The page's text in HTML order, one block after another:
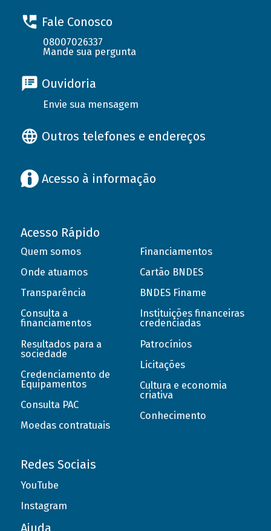
Fale Conosco
08007026337
Mande sua pergunta
Ouvidoria
Envie sua mensagem
Outros telefones e endereços
Acesso à informação
Acesso Rápido
Quem somos
Onde atuamos
Transparência
Consulta a
financiamentos
Resultados para a
sociedade
Credenciamento de
Equipamentos
Consulta PAC
Moedas contratuais
Financiamentos
Cartão BNDES
BNDES Finame
Instituições financeiras
credenciadas
Patrocínios
Licitações
Cultura e economia
criativa
Conhecimento
Redes Sociais
YouTube
Instagram
Ajuda